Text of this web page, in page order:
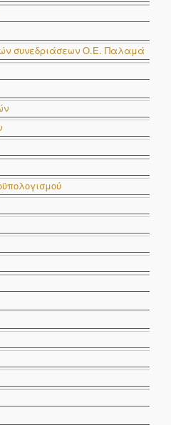
συνεδριάσεων Ο.E. Παλαμά